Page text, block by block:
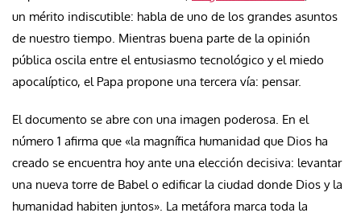
un mérito indiscutible: habla de uno de los grandes asuntos
de nuestro tiempo. Mientras buena parte de la opinión
pública oscila entre el entusiasmo tecnológico y el miedo
apocalíptico, el Papa propone una tercera vía: pensar.
El documento se abre con una imagen poderosa. En el
número 1 afirma que «la magnífica humanidad que Dios ha
creado se encuentra hoy ante una elección decisiva: levantar
una nueva torre de Babel o edificar la ciudad donde Dios y la
humanidad habiten juntos». La metáfora marca toda la